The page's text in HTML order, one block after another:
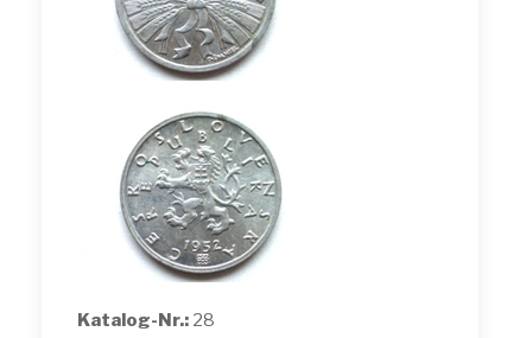
Katalog-Nr.: 28